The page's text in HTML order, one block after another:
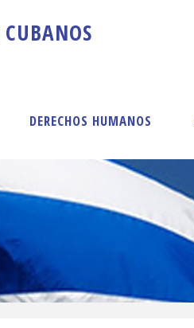
CUBANOS
DERECHOS HUMANOS